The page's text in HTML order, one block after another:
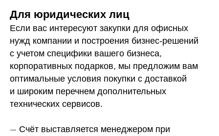
Для юридических лиц
Если вас интересуют закупки для офисных
нужд компании и построения бизнес-решений
с учетом специфики вашего бизнеса,
корпоративных подарков, мы предложим вам
оптимальные условия покупки с доставкой
и широким перечнем дополнительных
технических сервисов.
— Счёт выставляется менеджером при